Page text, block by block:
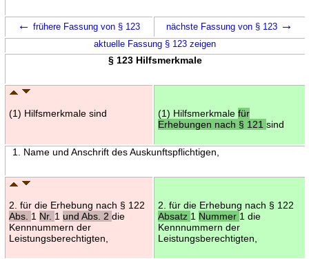
← frühere Fassung von § 123 nächste Fassung von § 123 →
aktuelle Fassung § 123 zeigen
§ 123 Hilfsmerkmale
(1) Hilfsmerkmale sind (1) Hilfsmerkmale für
Erhebungen nach § 121 sind
1. Name und Anschrift des Auskunftspflichtigen,
2. für die Erhebung nach § 122
Abs. 1 Nr. 1 und Abs. 2 die
Kennnummern der
Leistungsberechtigten,
2. für die Erhebung nach § 122
Absatz 1 Nummer 1 die
Kennnummern der
Leistungsberechtigten,